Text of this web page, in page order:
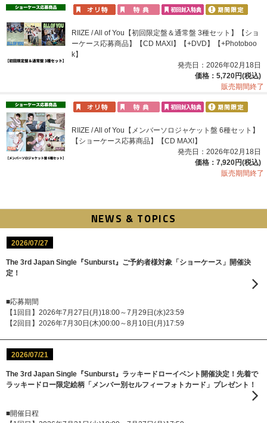
RIIZE / All of You【初回限定盤＆通常盤 3種セット】【ショ
ーケース応募商品】【CD MAXI】【+DVD】【+Photoboo
k】
発売日：2026年02月18日
価格：5,720円(税込)
販売期間終了
RIIZE / All of You【メンバーソロジャケット盤 6種セット】
【ショーケース応募商品】【CD MAXI】
発売日：2026年02月18日
価格：7,920円(税込)
販売期間終了
NEWS & TOPICS
2026/07/27
The 3rd Japan Single『Sunburst』ご予約者様対象「ショーケース」開催決
定！
■応募期間
【1回目】2026年7月27日(月)18:00～7月29日(水)23:59
【2回目】2026年7月30日(木)00:00～8月10日(月)17:59
2026/07/21
The 3rd Japan Single『Sunburst』ラッキードローイベント開催決定！先着で
ラッキードロー限定絵柄「メンバー別セルフィーフォトカード」プレゼント！
■開催日程